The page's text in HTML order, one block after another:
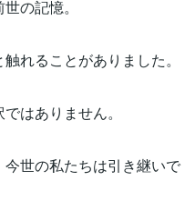
の記憶。
れることがありました。
はありません。
世の私たちは引き継いで